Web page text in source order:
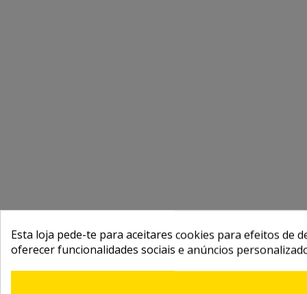
Esta loja pede-te para aceitares cookies para efeitos de
oferecer funcionalidades sociais e anúncios